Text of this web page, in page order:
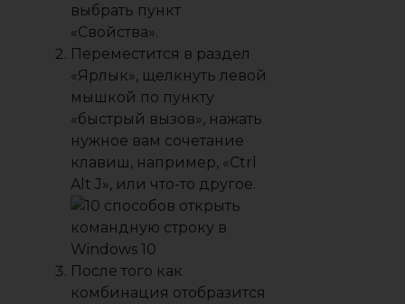
выбрать пункт
«Свойства».
Переместится в раздел
«Ярлык», щелкнуть левой
мышкой по пункту
«быстрый вызов», нажать
нужное вам сочетание
клавиш, например, «Ctrl
Alt J», или что-то другое.
После того как
комбинация отобразится